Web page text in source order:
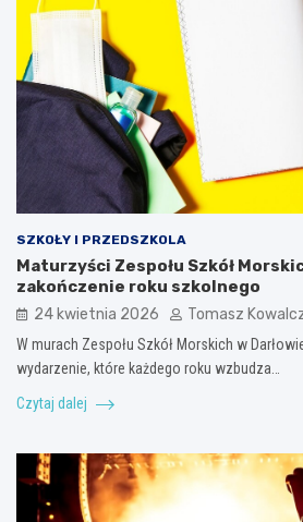
SZKOŁY I PRZEDSZKOLA
Maturzyści Zespołu Szkół
zakończenie roku szkolnego
24 kwietnia 2026 Tomasz
W murach Zespołu Szkół Morskich w
wydarzenie, które każdego roku wzbudza…
Czytaj dalej